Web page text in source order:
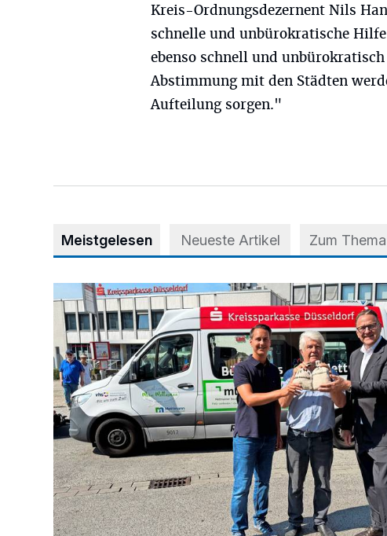
Kreis-Ordnungsdezernent Nils
schnelle und unbürokratische
ebenso schnell und
Abstimmung mit den Städten
Aufteilung sorgen."
Meistgelesen Neueste Artikel Zum Thema
Starthilfe für den BürgerBus